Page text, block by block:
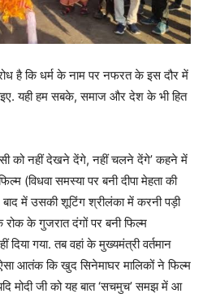
है कि धर्म के नाम पर नफरत के इस दौर में
यही हम सबके, समाज और देश के भी हित
को नहीं देखने देंगे, नहीं चलने देंगे’ कहने में
(विधवा समस्या पर बनी दीपा मेहता की
बाद में उसकी शूटिंग श्रीलंका में करनी पड़ी
रोक के गुजरात दंगों पर बनी फिल्म
दिया गया. तब वहां के मुख्यमंत्री वर्तमान
आतंक कि खुद सिनेमाघर मालिकों ने फिल्म
मोदी जी को यह बात ‘सचमुच’ समझ में आ